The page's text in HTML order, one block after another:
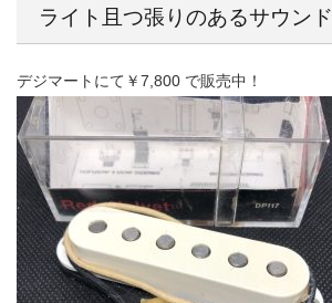
ライト且つ張りのあるサウンド
デジマートにて￥7,800 で販売中！